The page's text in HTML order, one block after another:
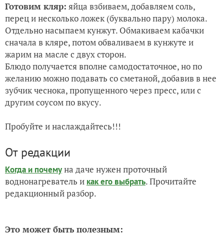
Готовим кляр: яйца взбиваем, добавляем соль,
перец и несколько ложек (буквально пару) молока.
Отдельно насыпаем кунжут. Обмакиваем кабачки
сначала в кляре, потом обваливаем в кунжуте и
жарим на масле с двух сторон.
Блюдо получается вполне самодостаточное, но по
желанию можно подавать со сметаной, добавив в нее
зубчик чеснока, пропущенного через пресс, или с
другим соусом по вкусу.
Пробуйте и наслаждайтесь!!!
От редакции
Когда и почемуна даче нужен проточный
воднонагреватель и как его выбрать. Прочитайте
редакционный разбор.
Это может быть полезным: